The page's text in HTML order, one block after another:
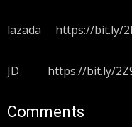
lazada https://bit.ly/
JD https://bit.ly/
Comments